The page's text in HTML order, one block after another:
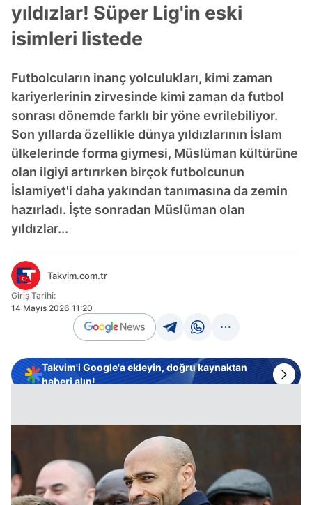
yıldızlar! Süper Lig'in eski
isimleri listede
Futbolcuların inanç yolculukları, kimi zaman
kariyerlerinin zirvesinde kimi zaman da futbol
sonrası dönemde farklı bir yöne evrilebiliyor.
Son yıllarda özellikle dünya yıldızlarının İslam
ülkelerinde forma giymesi, Müslüman kültürüne
olan ilgiyi artırırken birçok futbolcunun
İslamiyet'i daha yakından tanımasına da zemin
hazırladı. İşte sonradan Müslüman olan
yıldızlar...
Takvim.com.tr
Giriş Tarihi:
14 Mayıs 2026 11:20
Takvim'i Google'a ekleyin, doğru kaynaktan
haberi alın!